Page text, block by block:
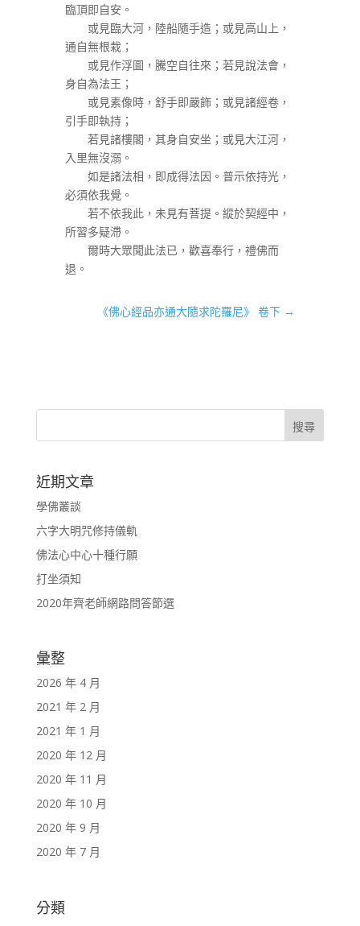
臨頂即自安。
或見臨大河，陸船隨手造；或見高山上，
通自無根栽；
或見作浮圖，騰空自往來；若見說法會，
身自為法王；
或見素像時，舒手即嚴飾；或見諸經卷，
引手即執持；
若見諸樓閣，其身自安坐；或見大江河，
入里無沒溺。
如是諸法相，即成得法因。普示依持光，
必須依我覺。
若不依我此，未見有菩提。縱於契經中，
所習多疑滯。
爾時大眾聞此法已，歡喜奉行，禮佛而
退。
《佛心經品亦通大隨求陀羅尼》 卷下 →
近期文章
學佛叢談
六字大明咒修持儀軌
佛法心中心十種行願
打坐須知
2020年齊老師網路問答節選
彙整
2026 年 4 月
2021 年 2 月
2021 年 1 月
2020 年 12 月
2020 年 11 月
2020 年 10 月
2020 年 9 月
2020 年 7 月
分類